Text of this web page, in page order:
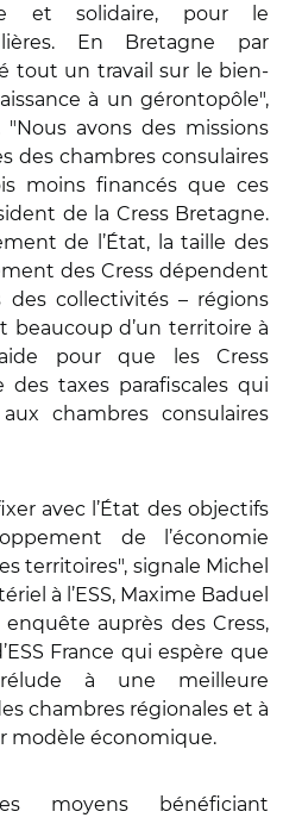
et solidaire, pour le
En Bretagne par
tout un travail sur le bien-
à un gérontopôle",
avons des missions
des chambres consulaires
moins financés que ces
de la Cress Bretagne.
de l’État, la taille des
des Cress dépendent
collectivités – régions
d’un territoire à
pour que les Cress
des taxes parafiscales qui
chambres consulaires
avec l’État des objectifs
de l’économie
territoires", signale Michel
à l’ESS, Maxime Baduel
auprès des Cress,
France qui espère que
à une meilleure
chambres régionales et à
modèle économique.
moyens bénéficiant